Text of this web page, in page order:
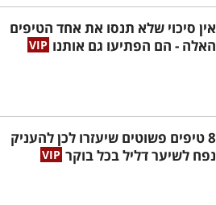
אין סיכוי שלא תנסו את אחד הטיפים
האלה - הם הפתיעו גם אותנו
8 טיפים פשוטים שיעזרו לכן להעניק
נפח לשיער דליל בכל בוקר